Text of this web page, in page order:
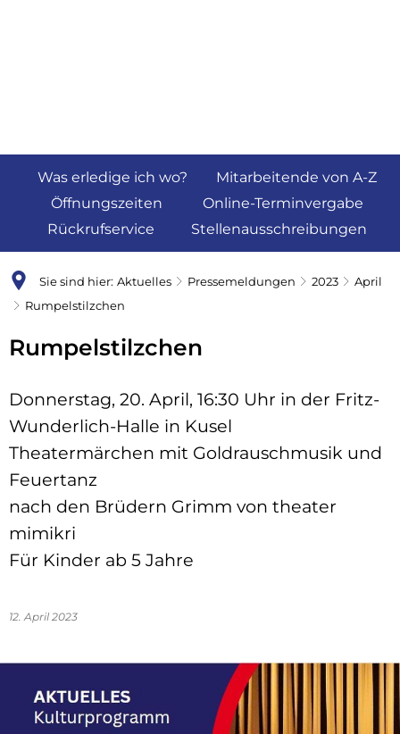
Was erledige ich wo?
Mitarbeitende von A-Z
Öffnungszeiten
Online-Terminvergabe
Rückrufservice
Stellenausschreibungen
Sie sind hier: Aktuelles Pressemeldungen 2023
April
Rumpelstilzchen
Rumpelstilzchen
Donnerstag, 20. April, 16:30 Uhr in der Fritz-
Wunderlich-Halle in Kusel
Theatermärchen mit Goldrauschmusik und
Feuertanz
nach den Brüdern Grimm von theater
mimikri
Für Kinder ab 5 Jahre
12. April 2023